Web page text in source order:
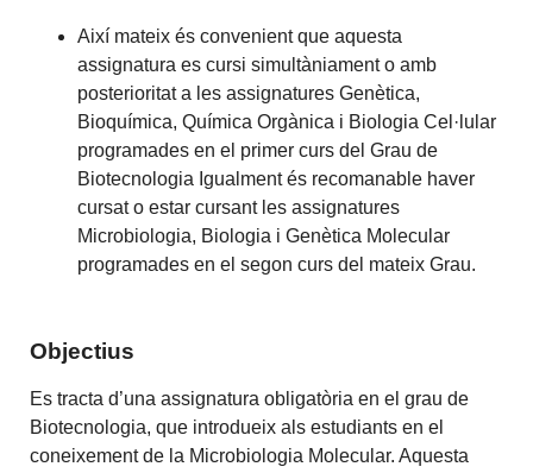
Així mateix és convenient que aquesta
assignatura es cursi simultàniament o amb
posterioritat a les assignatures Genètica,
Bioquímica, Química Orgànica i Biologia Cel·lular
programades en el primer curs del Grau de
Biotecnologia Igualment és recomanable haver
cursat o estar cursant les assignatures
Microbiologia, Biologia i Genètica Molecular
programades en el segon curs del mateix Grau.
Objectius
Es tracta d’una assignatura obligatòria en el grau de
Biotecnologia, que introdueix als estudiants en el
coneixement de la Microbiologia Molecular. Aquesta